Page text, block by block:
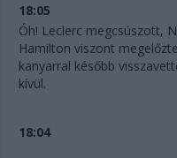
18:05
Óh! Leclerc megcsúszott,
Hamilton viszont
kanyarral később
kívül.
18:04